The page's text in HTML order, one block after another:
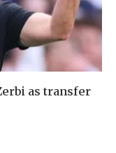
as transfer